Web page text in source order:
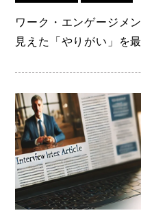
ワーク・エンゲージメ
見えた「やりがい」を